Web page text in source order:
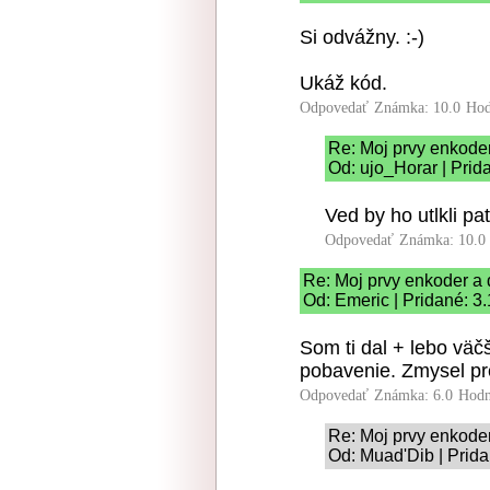
Si odvážny. :-)
Ukáž kód.
Odpovedať Známka: 10.0
Re: Moj prvy
Od: ujo_Horar |
Ved by ho utlkli
Odpovedať Známka: 10.0
Re: Moj prvy enkoder a
Od: Emeric | Pridané:
Som ti dal + lebo
pobavenie. Zmysel
Odpovedať Známka: 6.0
Re: Moj prvy
Od: Muad'Dib |